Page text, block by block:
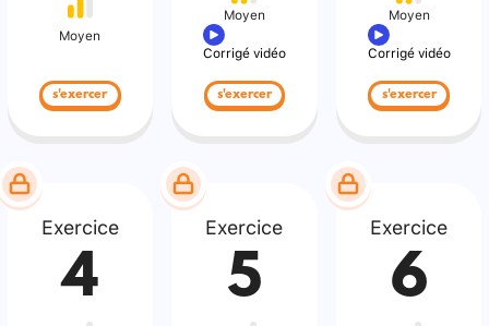
Moyen
s'exercer
Moyen
Corrigé vidéo
s'exercer
Moyen
Corrigé vidéo
s'exercer
Exercice
4
Exercice
5
Exercice
6